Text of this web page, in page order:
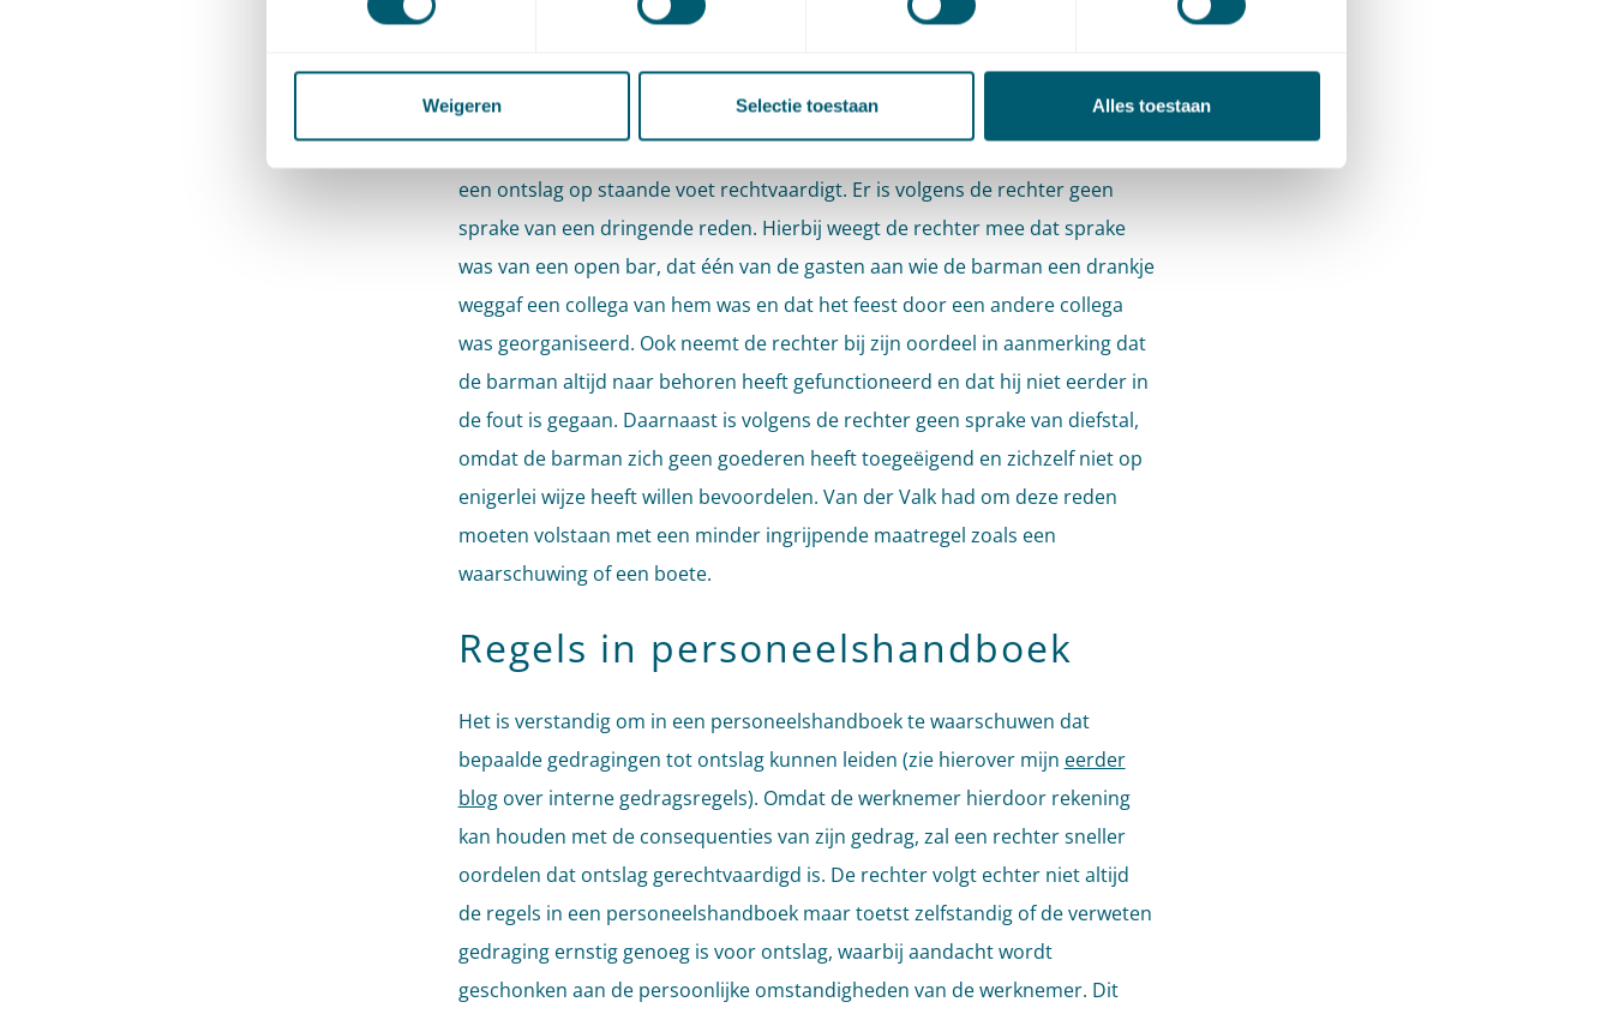
Weigeren Selectie toestaan Alles toestaan
Oordeel kantonrechter: ontslag
onterecht
een ontslag op staande voet rechtvaardigt. Er is volgens de rechter geen
sprake van een dringende reden. Hierbij weegt de rechter mee dat sprake
was van een open bar, dat één van de gasten aan wie de barman een drankje
weggaf een collega van hem was en dat het feest door een andere collega
was georganiseerd. Ook neemt de rechter bij zijn oordeel in aanmerking dat
de barman altijd naar behoren heeft gefunctioneerd en dat hij niet eerder in
de fout is gegaan. Daarnaast is volgens de rechter geen sprake van diefstal,
omdat de barman zich geen goederen heeft toegeëigend en zichzelf niet op
enigerlei wijze heeft willen bevoordelen. Van der Valk had om deze reden
moeten volstaan met een minder ingrijpende maatregel zoals een
waarschuwing of een boete.
Regels in personeelshandboek
Het is verstandig om in een personeelshandboek te waarschuwen dat
bepaalde gedragingen tot ontslag kunnen leiden (zie hierover mijn eerder
blogover interne gedragsregels). Omdat de werknemer hierdoor rekening
kan houden met de consequenties van zijn gedrag, zal een rechter sneller
oordelen dat ontslag gerechtvaardigd is. De rechter volgt echter niet altijd
de regels in een personeelshandboek maar toetst zelfstandig of de verweten
gedraging ernstig genoeg is voor ontslag, waarbij aandacht wordt
geschonken aan de persoonlijke omstandigheden van de werknemer. Dit